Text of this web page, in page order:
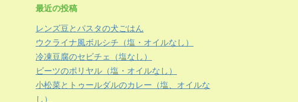
最近の投稿
レンズ豆とパスタの犬ごはん
ウクライナ風ボルシチ（塩・オイルなし）
冷凍豆腐のセビチェ（塩なし）
ビーツのポリヤル（塩・オイルなし）
小松菜とトゥールダルのカレー（塩、オイルな
し）